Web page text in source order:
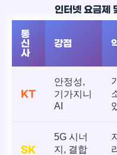
인터넷 요금제
통
신
사
강점
KT
안정성,
기가지니
AI
SK
5G 시너
지, 결합